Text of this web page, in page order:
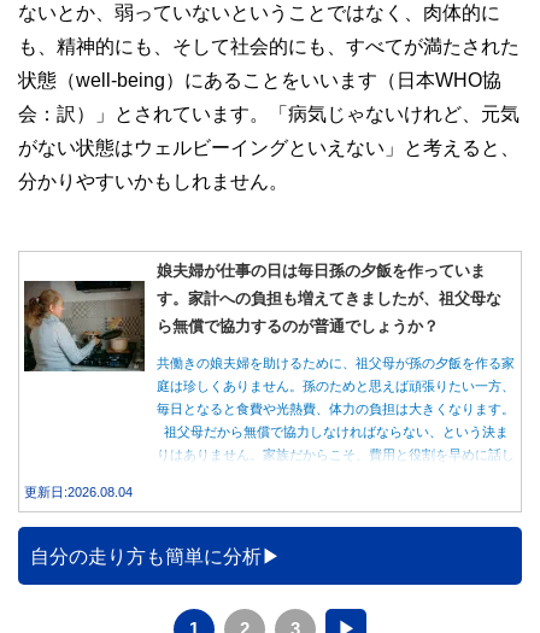
ないとか、弱っていないということではなく、肉体的に
も、精神的にも、そして社会的にも、すべてが満たされた
状態（well-being）にあることをいいます（日本WHO協
会：訳）」とされています。「病気じゃないけれど、元気
がない状態はウェルビーイングといえない」と考えると、
分かりやすいかもしれません。
娘夫婦が仕事の日は毎日孫の夕飯を作っていま
す。家計への負担も増えてきましたが、祖父母な
ら無償で協力するのが普通でしょうか？
共働きの娘夫婦を助けるために、祖父母が孫の夕飯を作る家
庭は珍しくありません。孫のためと思えば頑張りたい一方、
毎日となると食費や光熱費、体力の負担は大きくなります。
祖父母だから無償で協力しなければならない、という決ま
りはありません。家族だからこそ、費用と役割を早めに話し
更新日:2026.08.04
自分の走り方も簡単に分析
1 2 3 ▶